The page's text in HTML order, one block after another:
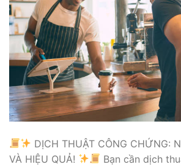
DỊCH THUẬT CÔNG CHỨNG:
VÀ HIỆU QUẢ!
Bạn cần dịch